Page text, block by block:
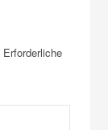
Erforderliche